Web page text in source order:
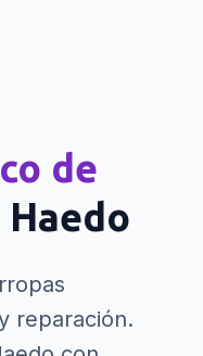
de
Haedo
reparación.